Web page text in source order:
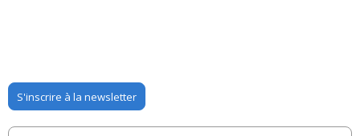
S'inscrire à la newsletter